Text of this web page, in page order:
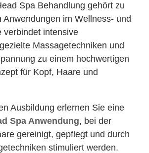
Spa Behandlung gehört zu
Anwendungen im Wellness- und
verbindet intensive
Massagetechniken und
zu einem hochwertigen
für Kopf, Haare und
Ausbildung erlernen Sie eine
Spa Anwendung, bei der
gereinigt, gepflegt und durch
stimuliert werden.